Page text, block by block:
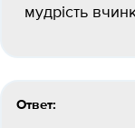
мудрість
Ответ: